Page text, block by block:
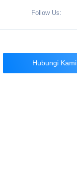
Follow Us:
Hubungi Kami